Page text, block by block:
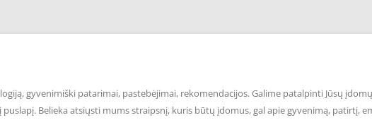
gyvenimiški patarimai, pastebėjimai, rekomendacijos. Galime patalpinti Jūsų
Belieka atsiųsti mums straipsnį, kuris būtų įdomus, gal apie gyvenimą, patirtį,